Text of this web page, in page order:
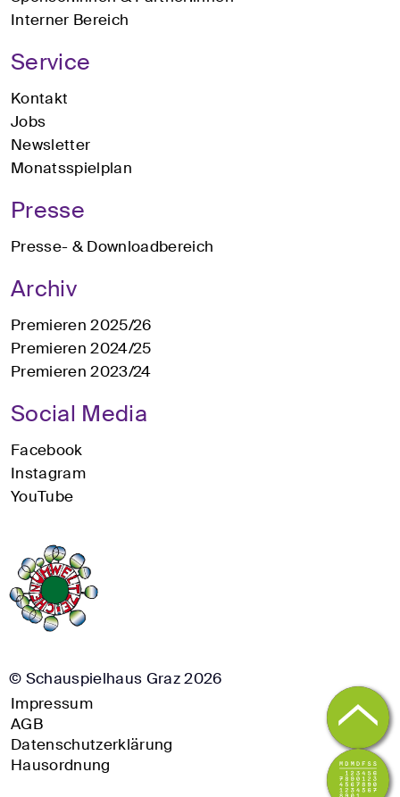
Interner Bereich
Service
Kontakt
Jobs
Newsletter
Monatsspielplan
Presse
Presse- & Downloadbereich
Archiv
Premieren 2025/26
Premieren 2024/25
Premieren 2023/24
Social Media
Facebook
Instagram
YouTube
© Schauspielhaus Graz 2026
Impressum
AGB
Datenschutzerklärung
Hausordnung